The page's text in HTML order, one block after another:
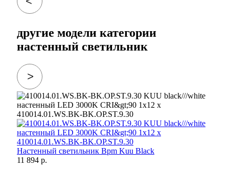
другие модели категории
настенный светильник
Настенный светильник Bpm Kuu Black
11 894 р.